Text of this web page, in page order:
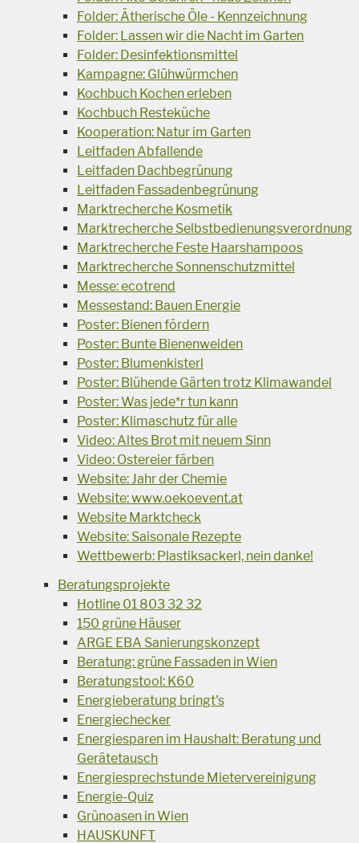
Folder: Ätherische Öle - Kennzeichnung
Folder: Lassen wir die Nacht im Garten
Folder: Desinfektionsmittel
Kampagne: Glühwürmchen
Kochbuch Kochen erleben
Kochbuch Resteküche
Kooperation: Natur im Garten
Leitfaden Abfallende
Leitfaden Dachbegrünung
Leitfaden Fassadenbegrünung
Marktrecherche Kosmetik
Marktrecherche Selbstbedienungsverordnung
Marktrecherche Feste Haarshampoos
Marktrecherche Sonnenschutzmittel
Messe: ecotrend
Messestand: Bauen Energie
Poster: Bienen fördern
Poster: Bunte Bienenweiden
Poster: Blumenkisterl
Poster: Blühende Gärten trotz Klimawandel
Poster: Was jede*r tun kann
Poster: Klimaschutz für alle
Video: Altes Brot mit neuem Sinn
Video: Ostereier färben
Website: Jahr der Chemie
Website: www.oekoevent.at
Website Marktcheck
Website: Saisonale Rezepte
Wettbewerb: Plastiksackerl, nein danke!
Beratungsprojekte
Hotline 01 803 32 32
150 grüne Häuser
ARGE EBA Sanierungskonzept
Beratung: grüne Fassaden in Wien
Beratungstool: K60
Energieberatung bringt's
Energiechecker
Energiesparen im Haushalt: Beratung und
Gerätetausch
Energiesprechstunde Mietervereinigung
Energie-Quiz
Grünoasen in Wien
HAUSKUNFT